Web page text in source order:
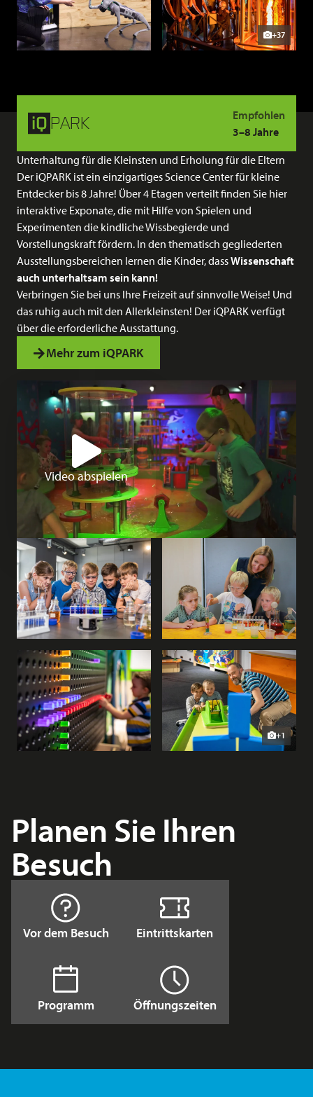
+37
Video abspielen
PARK
Empfohlen
3–8 Jahre
Unterhaltung für die Kleinsten und Erholung für die Eltern
Der iQPARK ist ein einzigartiges Science Center für kleine
Entdecker bis 8 Jahre! Über 4 Etagen verteilt finden Sie hier
interaktive Exponate, die mit Hilfe von Spielen und
Experimenten die kindliche Wissbegierde und
Vorstellungskraft fördern. In den thematisch gegliederten
Ausstellungsbereichen lernen die Kinder, dassWissenschaft
auch unterhaltsam sein kann!
Verbringen Sie bei uns Ihre Freizeit auf sinnvolle Weise! Und
das ruhig auch mit den Allerkleinsten! Der iQPARK verfügt
über die erforderliche Ausstattung.
Mehr zum iQPARK
+1
Planen Sie Ihren
Besuch
Vor dem Besuch Eintrittskarten
Programm Öffnungszeiten